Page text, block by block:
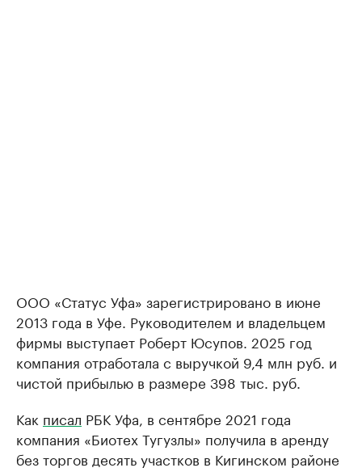
ООО «Статус Уфа» зарегистрировано в июне
2013 года в Уфе. Руководителем и владельцем
фирмы выступает Роберт Юсупов. 2025 год
компания отработала с выручкой 9,4 млн руб. и
чистой прибылью в размере 398 тыс. руб.
Как писал РБК Уфа, в сентябре 2021 года
компания «Биотех Тугузлы» получила в аренду
без торгов десять участков в Кигинском районе